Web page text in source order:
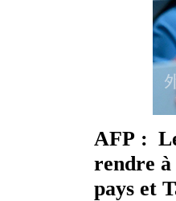
AFP :
rendre à
pays et